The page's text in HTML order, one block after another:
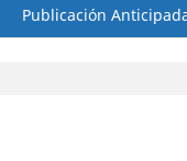
Publicación